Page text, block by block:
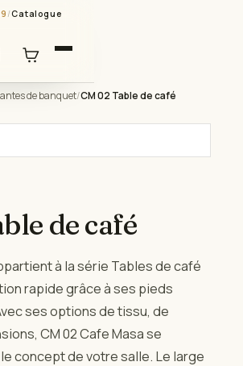
/Catalogue
de banquet/CM 02 Table de café
de café
à la série Tables de café
rapide grâce à ses pieds
ses options de tissu, de
CM 02 Cafe Masa se
concept de votre salle. Le large